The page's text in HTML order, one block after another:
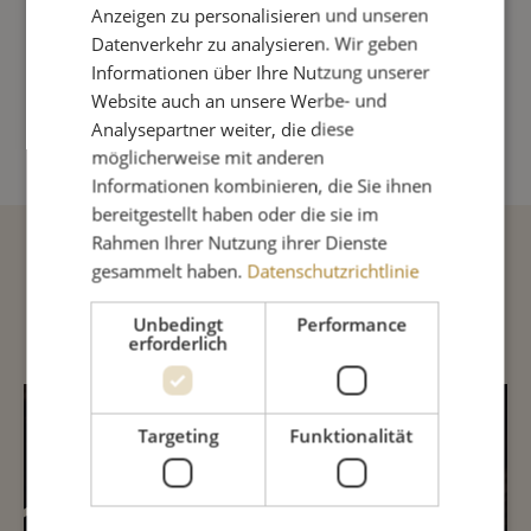
Produkt Anzahl: Gib den
IN DEN WARENKORB
Beschreibung
INHALTSSTOFFE
Anzeigen zu personalisieren und unseren
Datenverkehr zu analysieren. Wir geben
Informationen über Ihre Nutzung unserer
Website auch an unsere Werbe- und
Analysepartner weiter, die diese
möglicherweise mit anderen
Informationen kombinieren, die Sie ihnen
bereitgestellt haben oder die sie im
Rahmen Ihrer Nutzung ihrer Dienste
gesammelt haben. Datenschutzrichtlinie
Unbedingt
erforderlich
Performance
Targeting Funktionalität